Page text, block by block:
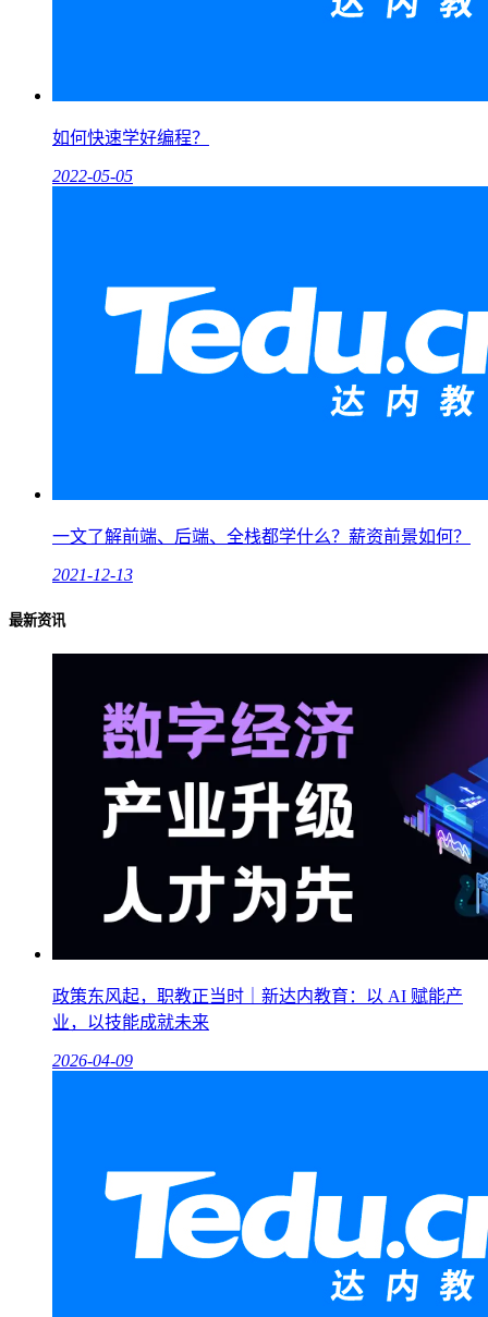
如何快速学好编程？
2022-05-05
一文了解前端、后端、全栈都学什么？薪资前景如何？
2021-12-13
最新资讯
政策东风起，职教正当时｜新达内教育：以 AI 赋能产
业，以技能成就未来
2026-04-09